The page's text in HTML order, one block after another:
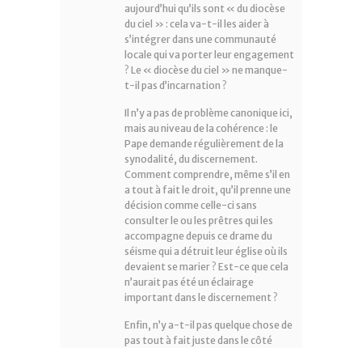
aujourd’hui qu’ils sont « du diocèse
du ciel » : cela va-t-il les aider à
s’intégrer dans une communauté
locale qui va porter leur engagement
? Le « diocèse du ciel » ne manque-
t-il pas d’incarnation ?
Il n’y a pas de problème canonique ici,
mais au niveau de la cohérence : le
Pape demande régulièrement de la
synodalité, du discernement.
Comment comprendre, même s’il en
a tout à fait le droit, qu’il prenne une
décision comme celle-ci sans
consulter le ou les prêtres qui les
accompagne depuis ce drame du
séisme qui a détruit leur église où ils
devaient se marier ? Est-ce que cela
n’aurait pas été un éclairage
important dans le discernement ?
Enfin, n’y a-t-il pas quelque chose de
pas tout à fait juste dans le côté